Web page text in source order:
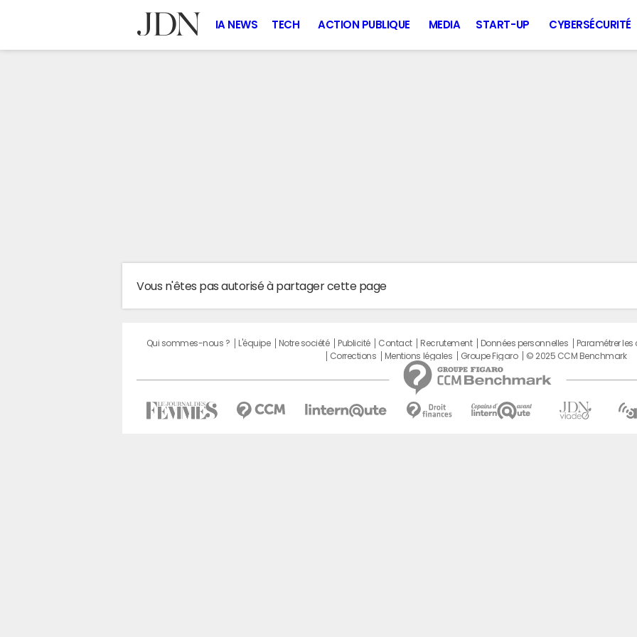
IA NEWS TECH ACTION PUBLIQUE MEDIA START-UP CYBERSÉCURITÉ
Vous n'êtes pas autorisé à partager cette page
Qui sommes-nous ? L'équipe Notre société Publicité Contact Recrutement Données personnelles Paramétrer les
Corrections
Mentions légales Groupe Figaro © 2025 CCM Benchmark